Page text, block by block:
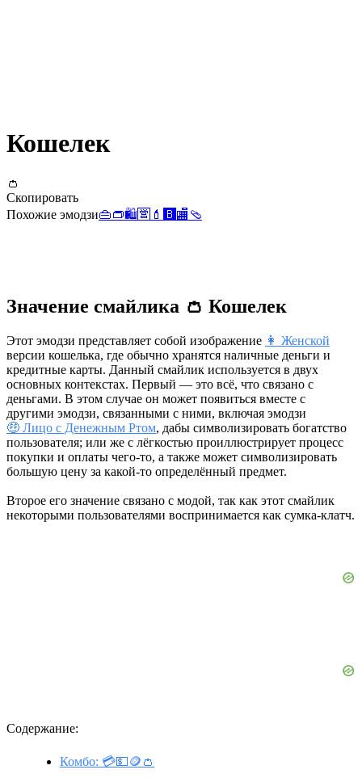
Кошелек
👛
Скопировать
Похожие эмодзи👜👝🛍️ 🈺 💄 🅱️ 🏬 🩴
Значение смайлика 👛 Кошелек
Этот эмодзи представляет собой изображение 👩 Женской
версии кошелька, где обычно хранятся наличные деньги и
кредитные карты. Данный смайлик используется в двух
основных контекстах. Первый — это всё, что связано с
деньгами. В этом случае он может появиться вместе с
другими эмодзи, связанными с ними, включая эмодзи
🤑 Лицо с Денежным Ртом, дабы символизировать богатство
пользователя; или же с лёгкостью проиллюстрирует процесс
покупки и оплаты чего-то, а также может символизировать
большую цену за какой-то определённый предмет.
Второе его значение связано с модой, так как этот смайлик
некоторыми пользователями воспринимается как сумка-клатч.
Содержание:
Комбо: 💳💵🪙👛